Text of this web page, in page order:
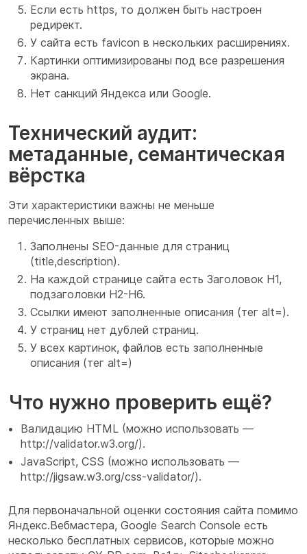
Если есть https, то должен быть настроен
редирект.
У сайта есть favicon в нескольких расширениях.
Картинки оптимизированы под все разрешения
экрана.
Нет санкций Яндекса или Google.
Технический аудит:
метаданные, семантическая
вёрстка
Эти характеристики важны не меньше
перечисленных выше:
Заполнены SEO-данные для страниц
(title,description).
На каждой странице сайта есть Заголовок H1,
подзаголовки H2-H6.
Ссылки имеют заполненные описания (тег alt=).
У страниц нет дублей страниц.
У всех картинок, файлов есть заполненные
описания (тег alt=)
Что нужно проверить ещё?
Валидацию HTML (можно использовать —
http://validator.w3.org/).
JavaScript, CSS (можно использовать —
http://jigsaw.w3.org/css-validator/).
Для первоначальной оценки состояния сайта помимо
Яндекс.Вебмастера, Google Search Console есть
несколько бесплатных сервисов, которые можно